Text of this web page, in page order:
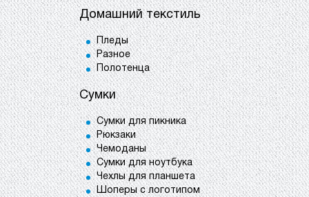
Домашний текстиль
Пледы
Разное
Полотенца
Сумки
Сумки для пикника
Рюкзаки
Чемоданы
Сумки для ноутбука
Чехлы для планшета
Шоперы с логотипом